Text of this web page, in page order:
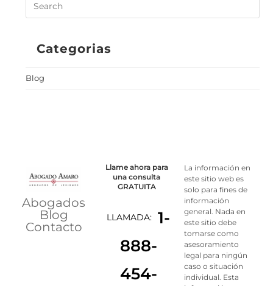
Categorias
Blog
Abogados
Blog
Contacto
Llame ahora para
una consulta
GRATUITA
LLAMADA: 1-
888-
454-
La información en
este sitio web es
solo para fines de
información
general. Nada en
este sitio debe
tomarse como
asesoramiento
legal para ningún
caso o situación
individual. Esta